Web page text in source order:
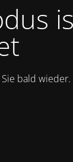
bald wieder.